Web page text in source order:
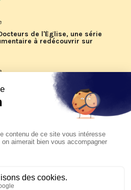
de l'Église, une série
à redécouvrir sur
reportages d'été 2026 de KTO
pastorale du pape Léon
Assise à suivre sur KTO le
6 août
en Uruguay, Argentine et
du 6 au 17 novembre 2026